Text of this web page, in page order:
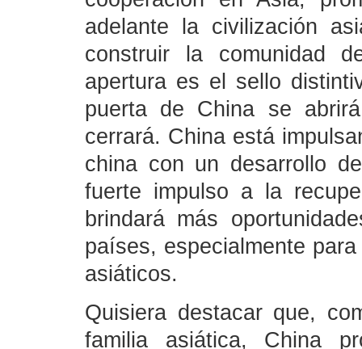
adelante la civilización
construir la comunidad
apertura es el sello
puerta de China se
cerrará. China está
china con un desarrollo
fuerte impulso a la
brindará más
países, especialmente
asiáticos.
Quisiera destacar que,
familia asiática, China